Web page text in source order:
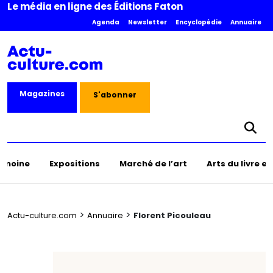
Le média en ligne des Éditions Faton
Agenda Newsletter Encyclopédie Annuaire
Magazines S'abonner
Expositions Marché de l’art Arts du livre
Actu-culture.com > Annuaire > Florent Picouleau